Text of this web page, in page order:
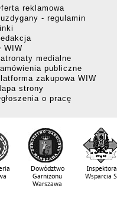
reklamowa
- regulamin
WIW
medialne
publiczne
zakupowa WIW
strony
o pracę
Dowództwo
Garnizonu
Warszawa
Wsparcia